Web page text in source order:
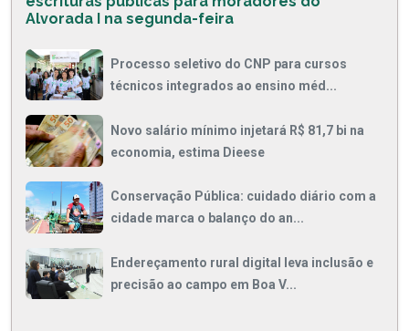
Alvorada I na segunda-feira
Processo seletivo do CNP para cursos
técnicos integrados ao ensino méd...
Novo salário mínimo injetará R$ 81,7 bi na
economia, estima Dieese
Conservação Pública: cuidado diário com a
cidade marca o balanço do an...
Endereçamento rural digital leva inclusão e
precisão ao campo em Boa V...